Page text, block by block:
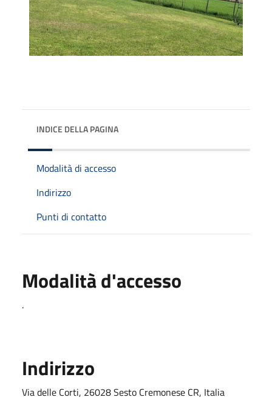
INDICE DELLA PAGINA
Modalità di accesso
Indirizzo
Punti di contatto
Modalità d'accesso
.
Indirizzo
Via delle Corti, 26028 Sesto Cremonese CR, Italia